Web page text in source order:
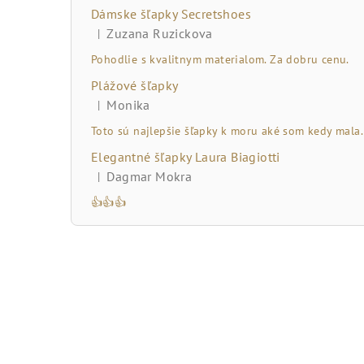
l
Dámske šľapky Secretshoes
Hodnotenie produktu je 5 z 5 hviezdičiek.
| Zuzana Ruzickova
Pohodlie s kvalitnym materialom. Za dobru cenu.
Plážové šľapky
Hodnotenie produktu je 5 z 5 hviezdičiek.
| Monika
Toto sú najlepšie šľapky k moru aké som kedy mala.
Elegantné šľapky Laura Biagiotti
Hodnotenie produktu je 5 z 5 hviezdičiek.
| Dagmar Mokra
👍👍👍